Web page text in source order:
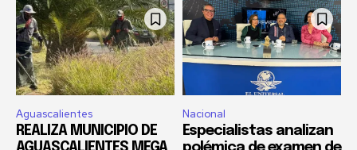
Aguascalientes
REALIZA MUNICIPIO DE
Nacional
Especialistas analizan